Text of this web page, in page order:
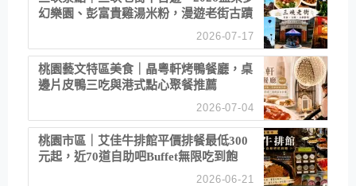
幻樂園、彭富貴雞湯米粉，漫遊老街古蹟
2026-07-17
桃園藝文特區美食｜晶粵軒烤鴨餐廳，桌
邊片皮鴨三吃與港式點心聚餐推薦
2026-07-04
桃園市區｜艾佳牛排館平價排餐最低300
元起，近70道自助吧Buffet無限吃到飽
2026-06-21